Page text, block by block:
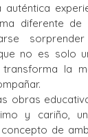
auténtica
diferente de
no es solo
transforma la
obras
y cariño,
de